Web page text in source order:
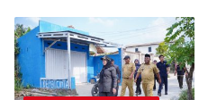
Tanah